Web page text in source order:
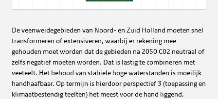
De veenweidegebieden van Noord- en Zuid Holland moeten snel
transformeren of extensiveren, waarbij er rekening mee
gehouden moet worden dat de gebieden na 2050 C02 neutraal of
zelfs negatief moeten worden. Dat is lastig te combineren met
veeteelt. Het behoud van stabiele hoge waterstanden is moeilijk
handhaafbaar. Op termijn is hierdoor perspectief 3 (toepassing en
klimaatbestendig teelten) het meest voor de hand liggend.